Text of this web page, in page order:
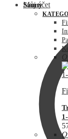
Můj účet
Sauny